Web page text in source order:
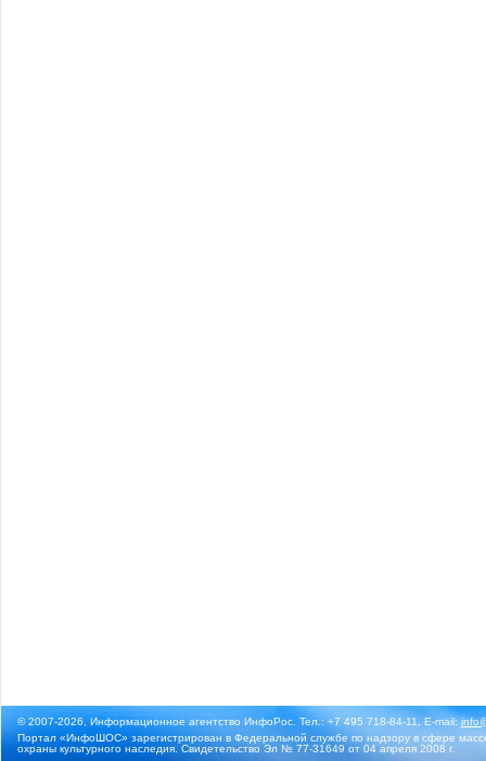
© 2007-2026, Информационное агентство ИнфоРос. Тел.: +7 495 718-84-11, E-mail:
Портал «ИнфоШОС» зарегистрирован в Федеральной службе по надзору в сфере
охраны культурного наследия. Свидетельство Эл № 77-31649 от 04 апреля 2008 г.